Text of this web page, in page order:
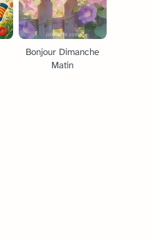
Bonjour Dimanche
Matin